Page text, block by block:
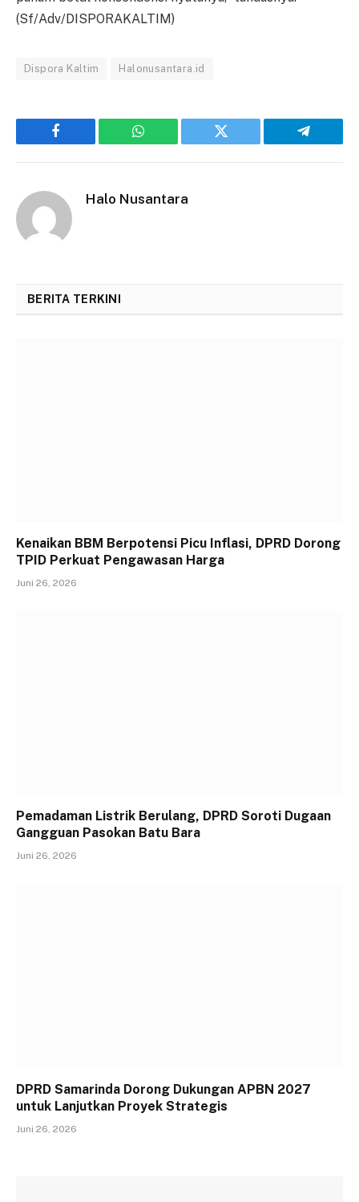
(Sf/Adv/DISPORAKALTIM)
Dispora Kaltim Halonusantara.id
Facebook WhatsApp Twitter Telegram
Halo Nusantara
BERITA TERKINI
Kenaikan BBM Berpotensi Picu Inflasi, DPRD Dorong
TPID Perkuat Pengawasan Harga
Juni 26, 2026
Pemadaman Listrik Berulang, DPRD Soroti Dugaan
Gangguan Pasokan Batu Bara
Juni 26, 2026
DPRD Samarinda Dorong Dukungan APBN 2027
untuk Lanjutkan Proyek Strategis
Juni 26, 2026